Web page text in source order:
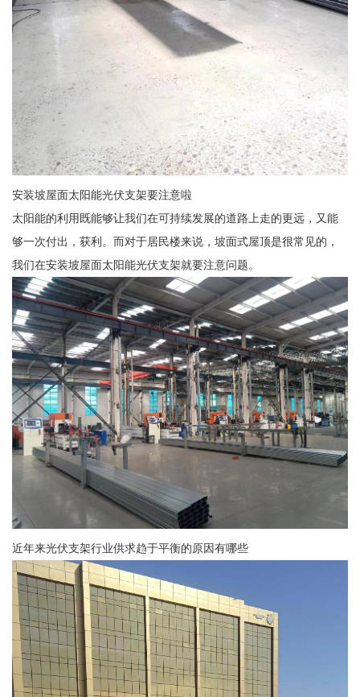
安装坡屋面太阳能光伏支架要注意啦
太阳能的利用既能够让我们在可持续发展的道路上走的更远，又能
够一次付出，获利。而对于居民楼来说，坡面式屋顶是很常见的，
我们在安装坡屋面太阳能光伏支架就要注意问题。
近年来光伏支架行业供求趋于平衡的原因有哪些